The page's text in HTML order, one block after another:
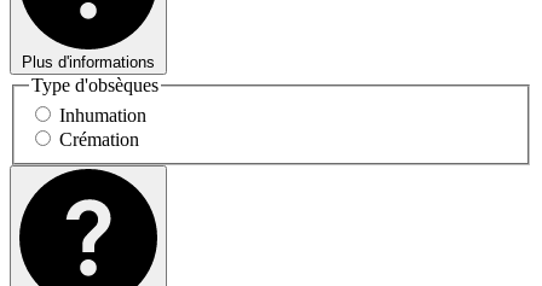
Plus d'informations
Type d'obsèques
Inhumation
Crémation